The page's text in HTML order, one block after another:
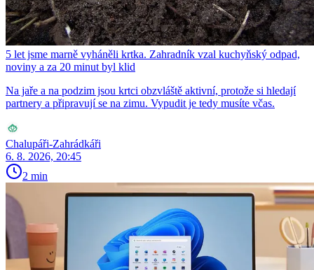
5 let jsme marně vyháněli krtka. Zahradník vzal kuchyňský odpad,
noviny a za 20 minut byl klid
Na jaře a na podzim jsou krtci obzvláště aktivní, protože si hledají
partnery a připravují se na zimu. Vypudit je tedy musíte včas.
Chalupáři-Zahrádkáři
6. 8. 2026, 20:45
2 min